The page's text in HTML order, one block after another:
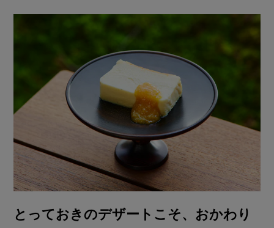
とっておきのデザートこそ、おかわり